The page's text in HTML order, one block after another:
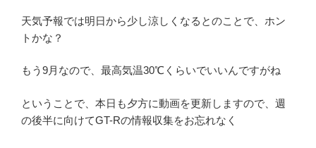
天気予報では明日から少し涼しくなるとのことで、ホン
トかな？
もう9月なので、最高気温30℃くらいでいいんですがね
ということで、本日も夕方に動画を更新しますので、週
の後半に向けてGT-Rの情報収集をお忘れなく